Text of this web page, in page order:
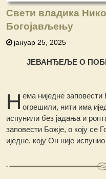
Свети владика
Богојављењу
јануар 25, 2025
ЈЕВАНЂЕЉЕ О
Н ема ниједне
огрешили, нити има
испунили без јадања и
заповести Божје, о коју се
иједне, коју Он није